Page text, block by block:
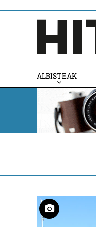
ALBISTEAK